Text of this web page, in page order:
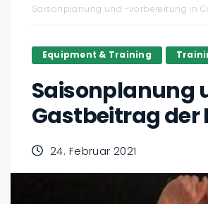
Saisonplanung und -vorbereitung in
Equipment & Training
Saisonplanung
Gastbeitrag der
24. Februar 2021